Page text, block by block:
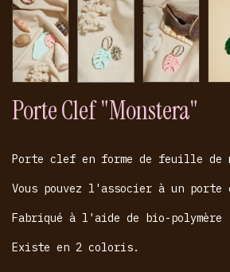
Porte Clef "Monstera"
Porte clef en forme de feuille de
Vous pouvez l'associer à un
Fabriqué à l'aide de bio-polymère
Existe en 2 coloris.